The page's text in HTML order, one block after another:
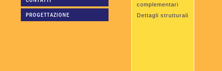
PROGETTAZIONE
complementari
Dettagli strutturali